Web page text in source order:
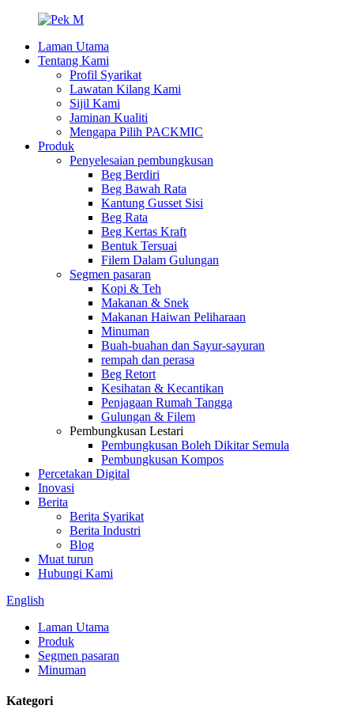
Laman Utama
Tentang Kami
Profil Syarikat
Lawatan Kilang Kami
Sijil Kami
Jaminan Kualiti
Mengapa Pilih PACKMIC
Produk
Penyelesaian pembungkusan
Beg Berdiri
Beg Bawah Rata
Kantung Gusset Sisi
Beg Rata
Beg Kertas Kraft
Bentuk Tersuai
Filem Dalam Gulungan
Segmen pasaran
Kopi & Teh
Makanan & Snek
Makanan Haiwan Peliharaan
Minuman
Buah-buahan dan Sayur-sayuran
rempah dan perasa
Beg Retort
Kesihatan & Kecantikan
Penjagaan Rumah Tangga
Gulungan & Filem
Pembungkusan Lestari
Pembungkusan Boleh Dikitar Semula
Pembungkusan Kompos
Percetakan Digital
Inovasi
Berita
Berita Syarikat
Berita Industri
Blog
Muat turun
Hubungi Kami
English
Laman Utama
Produk
Segmen pasaran
Minuman
Kategori